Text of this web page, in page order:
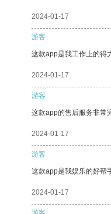
2024-01-17
游客
这款app是我工作上的得
2024-01-17
游客
这款app的售后服务非常
2024-01-17
游客
这款app是我娱乐的好帮
2024-01-17